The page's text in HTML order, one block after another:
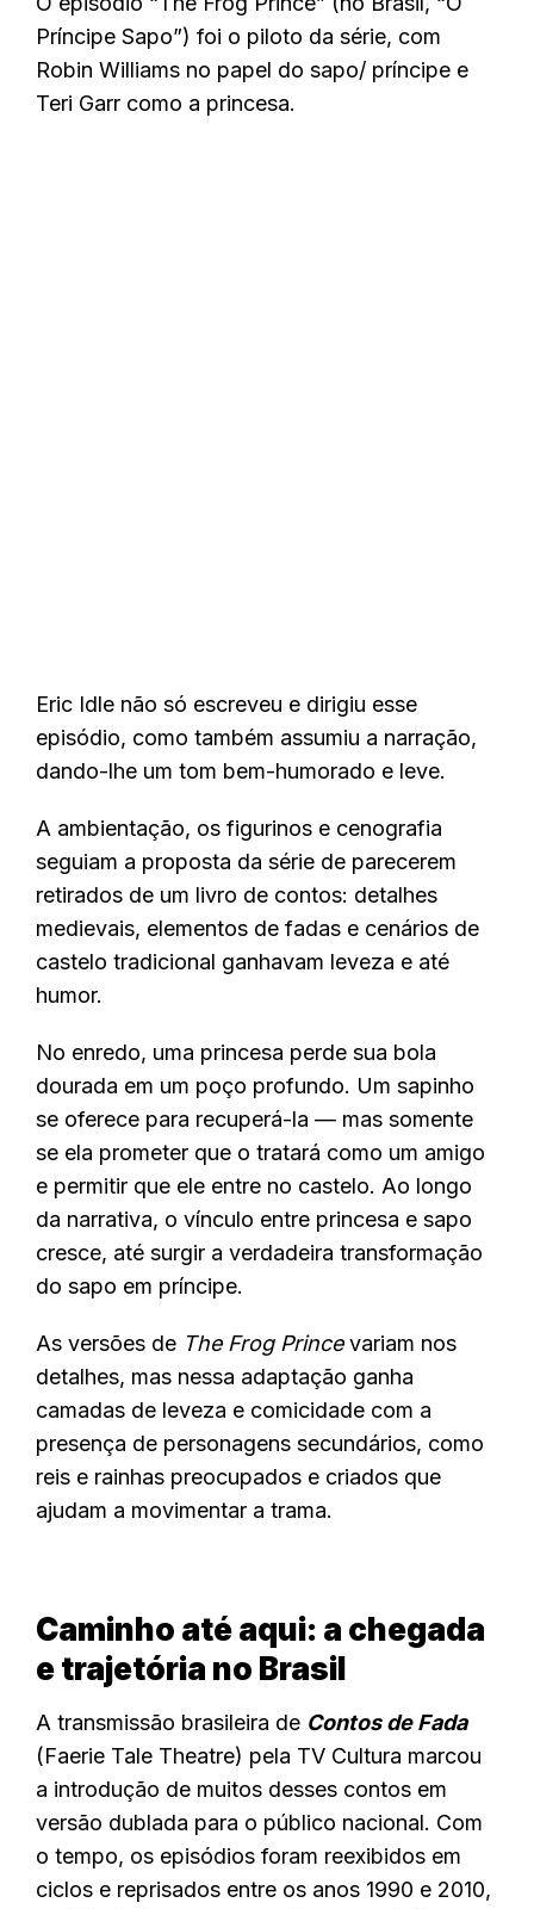
Príncipe Sapo”) foi o piloto da série, com
Robin Williams no papel do sapo/ príncipe e
Teri Garr como a princesa.
Eric Idle não só escreveu e dirigiu esse
episódio, como também assumiu a narração,
dando-lhe um tom bem-humorado e leve.
A ambientação, os figurinos e cenografia
seguiam a proposta da série de parecerem
retirados de um livro de contos: detalhes
medievais, elementos de fadas e cenários de
castelo tradicional ganhavam leveza e até
humor.
No enredo, uma princesa perde sua bola
dourada em um poço profundo. Um sapinho
se oferece para recuperá-la — mas somente
se ela prometer que o tratará como um amigo
e permitir que ele entre no castelo. Ao longo
da narrativa, o vínculo entre princesa e sapo
cresce, até surgir a verdadeira transformação
do sapo em príncipe.
As versões de The Frog Princevariam nos
detalhes, mas nessa adaptação ganha
camadas de leveza e comicidade com a
presença de personagens secundários, como
reis e rainhas preocupados e criados que
ajudam a movimentar a trama.
Caminho até aqui: a chegada
e trajetória no Brasil
A transmissão brasileira de Contos de Fada
(Faerie Tale Theatre) pela TV Cultura marcou
a introdução de muitos desses contos em
versão dublada para o público nacional. Com
o tempo, os episódios foram reexibidos em
ciclos e reprisados entre os anos 1990 e 2010,